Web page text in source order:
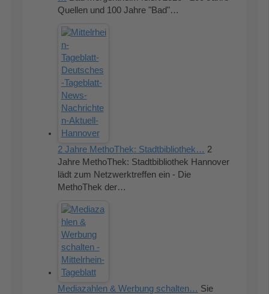
Quellen und 100 Jahre "Bad"…
2 Jahre MethoThek: Stadtbibliothek… 2
Jahre MethoThek: Stadtbibliothek Hannover
lädt zum Netzwerktreffen ein - Die
MethoThek der…
Mediazahlen & Werbung schalten… Sie